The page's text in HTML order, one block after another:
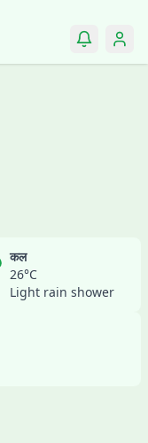
कल
26°C
Light rain shower